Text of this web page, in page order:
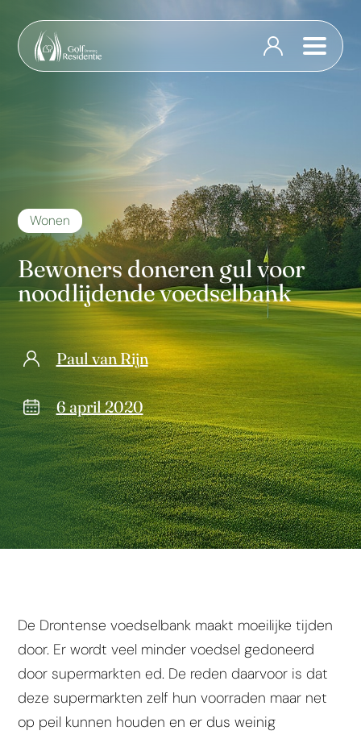
Wonen
Bewoners doneren gul voor
noodlijdende voedselbank
Paul van Rijn
6 april 2020
De Drontense voedselbank maakt moeilijke tijden
door. Er wordt veel minder voedsel gedoneerd
door supermarkten ed. De reden daarvoor is dat
deze supermarkten zelf hun voorraden maar net
op peil kunnen houden en er dus weinig